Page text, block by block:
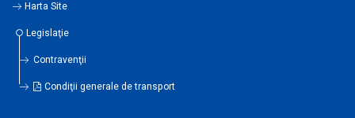
Harta Site
Legislaţie
Contravenţii
Condiţii generale de transport